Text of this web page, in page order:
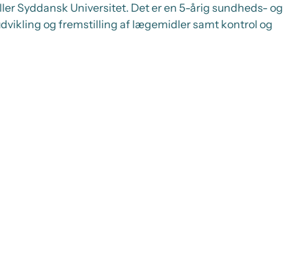
Syddansk Universitet. Det er en 5-årig sundheds- og
og fremstilling af lægemidler samt kontrol og